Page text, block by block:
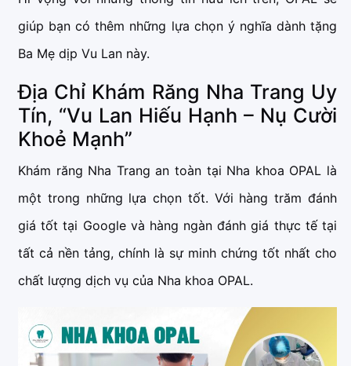
giúp bạn có thêm những lựa chọn ý nghĩa dành tặng
Ba Mẹ dịp Vu Lan này.
Địa Chỉ Khám Răng Nha Trang Uy
Tín, “Vu Lan Hiếu Hạnh – Nụ Cười
Khoẻ Mạnh”
Khám răng Nha Trang an toàn tại Nha khoa OPAL là
một trong những lựa chọn tốt. Với hàng trăm đánh
giá tốt tại Google và hàng ngàn đánh giá thực tế tại
tất cả nền tảng, chính là sự minh chứng tốt nhất cho
chất lượng dịch vụ của Nha khoa OPAL.